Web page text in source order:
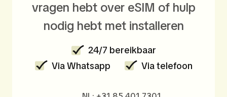
vragen hebt over eSIM of hulp
nodig hebt met installeren
24/7 bereikbaar
Via Whatsapp
Via telefoon